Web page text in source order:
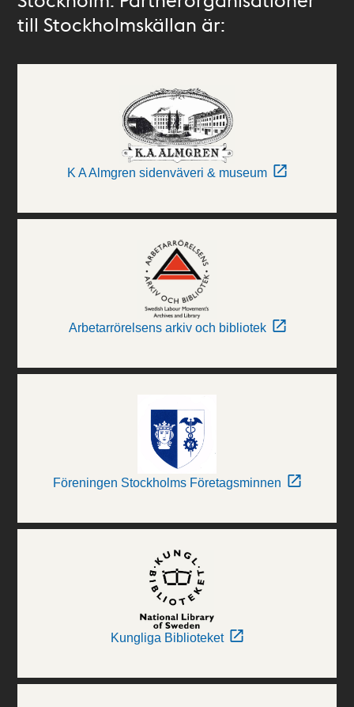
till Stockholmskällan är:
K A Almgren sidenväveri & museum
Arbetarrörelsens arkiv och bibliotek
Föreningen Stockholms Företagsminnen
Kungliga Biblioteket